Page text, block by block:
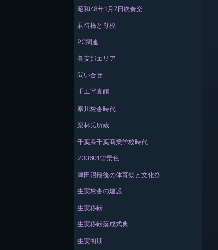
昭和48年1月7日吹奏楽
君待橋と母校
PC関連
各支部エリア
問い合せ
千工写真館
寒川校舎時代
栗林氏所蔵
千葉県千葉商業学校時代
200601雪景色
津田沼最後の体育祭と文化祭
生実校舎の建設
生実移転
生実移転落成式典
生実初期